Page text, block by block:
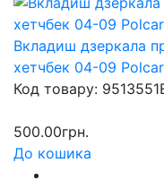
Вкладиш дзеркала
хетчбек 04-09 Polcar
Код товару:
500.00грн.
До кошика